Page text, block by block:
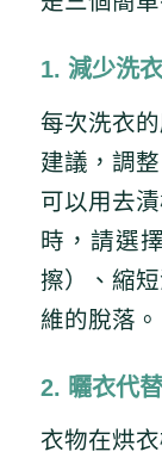
1. 減少洗
每次洗衣
建議，調
可以用去
時，請選
擦）、縮
維的脫落。
2. 曬衣代
衣物在烘